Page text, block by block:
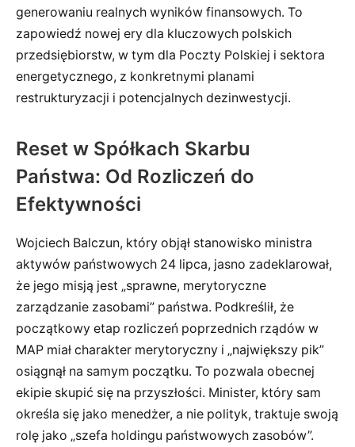
generowaniu realnych wyników finansowych. To
zapowiedź nowej ery dla kluczowych polskich
przedsiębiorstw, w tym dla Poczty Polskiej i sektora
energetycznego, z konkretnymi planami
restrukturyzacji i potencjalnych dezinwestycji.
Reset w Spółkach Skarbu
Państwa: Od Rozliczeń do
Efektywności
Wojciech Balczun, który objął stanowisko ministra
aktywów państwowych 24 lipca, jasno zadeklarował,
że jego misją jest „sprawne, merytoryczne
zarządzanie zasobami” państwa. Podkreślił, że
początkowy etap rozliczeń poprzednich rządów w
MAP miał charakter merytoryczny i „największy pik”
osiągnął na samym początku. To pozwala obecnej
ekipie skupić się na przyszłości. Minister, który sam
określa się jako menedżer, a nie polityk, traktuje swoją
rolę jako „szefa holdingu państwowych zasobów”.